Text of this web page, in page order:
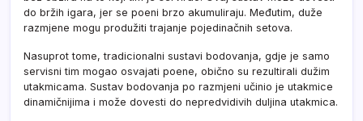
do bržih igara, jer se poeni brzo akumuliraju. Međutim, duže
razmjene mogu produžiti trajanje pojedinačnih setova.
Nasuprot tome, tradicionalni sustavi bodovanja, gdje je samo
servisni tim mogao osvajati poene, obično su rezultirali dužim
utakmicama. Sustav bodovanja po razmjeni učinio je utakmice
dinamičnijima i može dovesti do nepredvidivih duljina utakmica.